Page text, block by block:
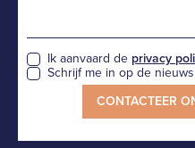
Ik aanvaard de privacy
Schrijf me in op de